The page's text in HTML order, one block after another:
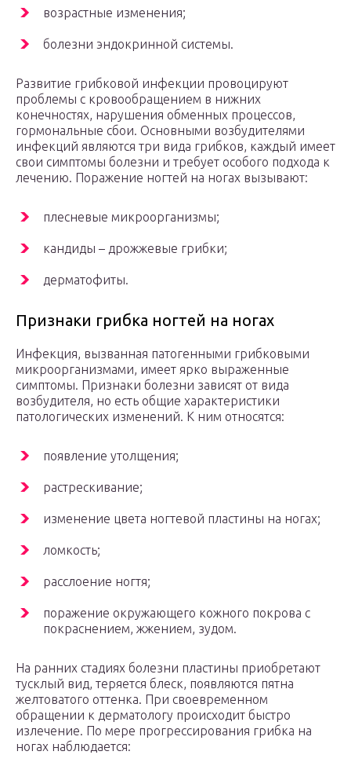
возрастные изменения;
болезни эндокринной системы.
Развитие грибковой инфекции провоцируют
проблемы с кровообращением в нижних
конечностях, нарушения обменных процессов,
гормональные сбои. Основными возбудителями
инфекций являются три вида грибков, каждый имеет
свои симптомы болезни и требует особого подхода к
лечению. Поражение ногтей на ногах вызывают:
плесневые микроорганизмы;
кандиды – дрожжевые грибки;
дерматофиты.
Признаки грибка ногтей на ногах
Инфекция, вызванная патогенными грибковыми
микроорганизмами, имеет ярко выраженные
симптомы. Признаки болезни зависят от вида
возбудителя, но есть общие характеристики
патологических изменений. К ним относятся:
появление утолщения;
растрескивание;
изменение цвета ногтевой пластины на ногах;
ломкость;
расслоение ногтя;
поражение окружающего кожного покрова с
покраснением, жжением, зудом.
На ранних стадиях болезни пластины приобретают
тусклый вид, теряется блеск, появляются пятна
желтоватого оттенка. При своевременном
обращении к дерматологу происходит быстро
излечение. По мере прогрессирования грибка на
ногах наблюдается: